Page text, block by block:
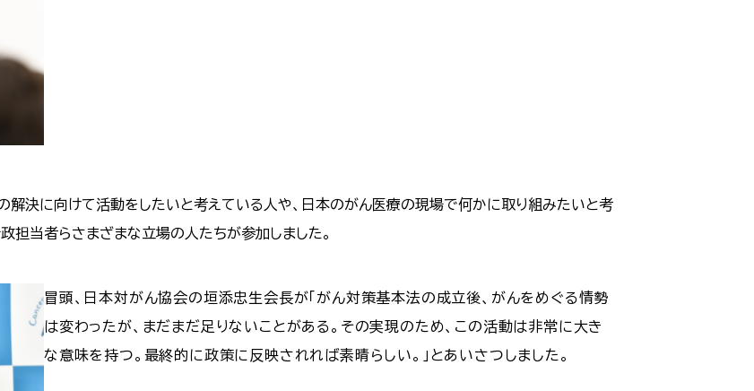
決に向けて活動をしたいと考えている人や、日本のがん医療の現場で何かに取り組みたいと考
担当者らさまざまな立場の人たちが参加しました。
冒頭、日本対がん協会の垣添忠生会長が「がん対策基本法の成立後、がんをめぐる情勢
は変わったが、まだまだ足りないことがある。その実現のため、この活動は非常に大き
な意味を持つ。最終的に政策に反映されれば素晴らしい。」とあいさつしました。